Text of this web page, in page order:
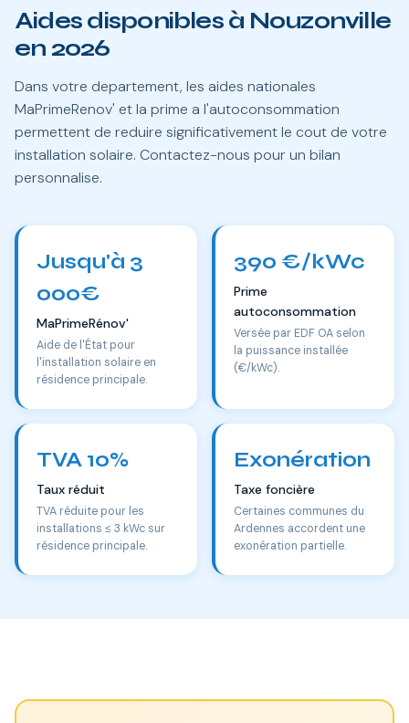
Aides disponibles à Nouzonville
en 2026
Dans votre departement, les aides nationales
MaPrimeRenov' et la prime a l'autoconsommation
permettent de reduire significativement le cout de votre
installation solaire. Contactez-nous pour un bilan
personnalise.
Jusqu'à 3
000€
MaPrimeRénov'
Aide de l'État pour
l'installation solaire en
résidence principale.
390 €/kWc
Prime
autoconsommation
Versée par EDF OA selon
la puissance installée
(€/kWc).
TVA 10%
Taux réduit
TVA réduite pour les
installations ≤ 3 kWc sur
résidence principale.
Exonération
Taxe foncière
Certaines communes du
Ardennes accordent une
exonération partielle.